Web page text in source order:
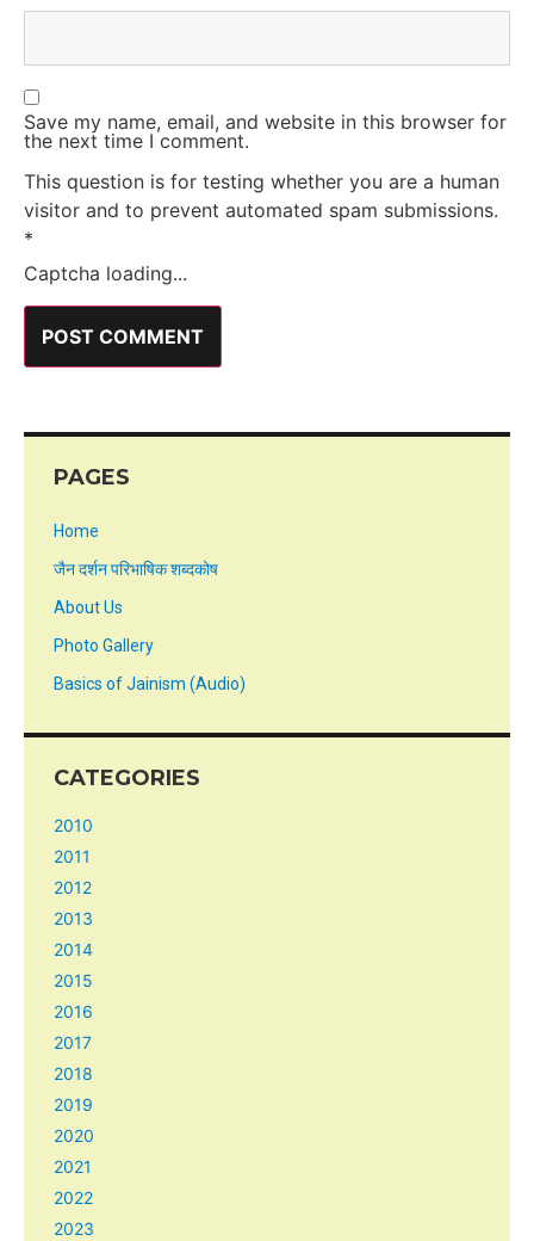
Save my name, email, and website in this browser for
the next time I comment.
This question is for testing whether you are a human
visitor and to prevent automated spam submissions.
*
Captcha loading...
PAGES
Home
जैन दर्शन परिभाषिक शब्दकोष
About Us
Photo Gallery
Basics of Jainism (Audio)
CATEGORIES
2010
2011
2012
2013
2014
2015
2016
2017
2018
2019
2020
2021
2022
2023